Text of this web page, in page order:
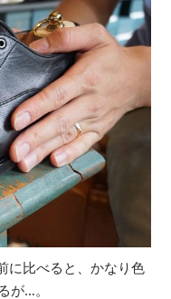
に比べると、かなり色
が…。